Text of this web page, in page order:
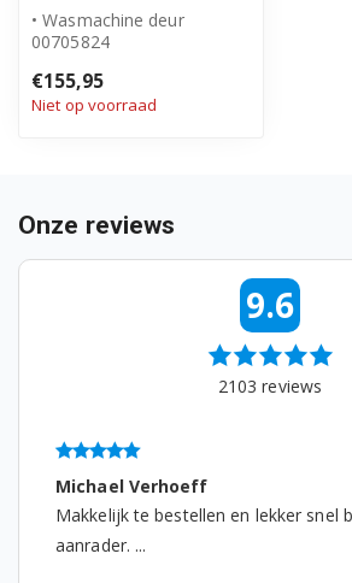
• Wasmachine deur
00705824
• Deur compleet met
schar...
€155,95
Niet op voorraad
Onze reviews
9.6
2103 reviews
Michael Verhoeff
Makkelijk te bestellen en lekker snel
aanrader. ...